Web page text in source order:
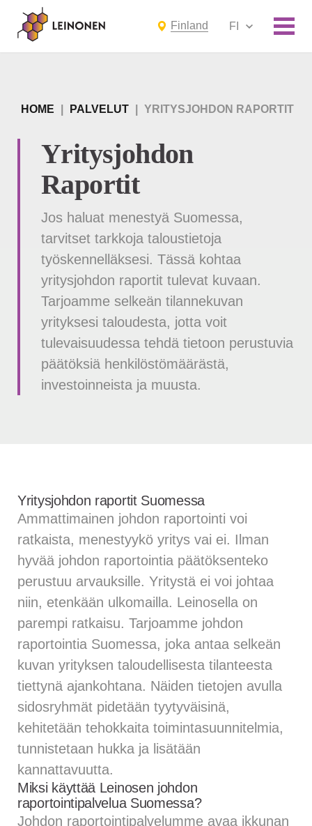
Finland FI
HOME PALVELUT YRITYSJOHDON RAPORTIT
Yritysjohdon
Raportit
Jos haluat menestyä Suomessa,
tarvitset tarkkoja taloustietoja
työskennelläksesi. Tässä kohtaa
yritysjohdon raportit tulevat kuvaan.
Tarjoamme selkeän tilannekuvan
yrityksesi taloudesta, jotta voit
tulevaisuudessa tehdä tietoon perustuvia
päätöksiä henkilöstömäärästä,
investoinneista ja muusta.
Yritysjohdon raportit Suomessa
Ammattimainen johdon raportointi voi
ratkaista, menestyykö yritys vai ei. Ilman
hyvää johdon raportointia päätöksenteko
perustuu arvauksille. Yritystä ei voi johtaa
niin, etenkään ulkomailla. Leinosella on
parempi ratkaisu. Tarjoamme johdon
raportointia Suomessa, joka antaa selkeän
kuvan yrityksen taloudellisesta tilanteesta
tiettynä ajankohtana. Näiden tietojen avulla
sidosryhmät pidetään tyytyväisinä,
kehitetään tehokkaita toimintasuunnitelmia,
tunnistetaan hukka ja lisätään
kannattavuutta.
Miksi käyttää Leinosen johdon
raportointipalvelua Suomessa?
Johdon raportointipalvelumme avaa ikkunan